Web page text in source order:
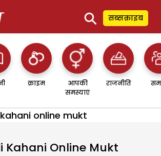
⚲ सब्सक्राइब
क्राइम
आपकी
समस्याएं
राजनीति
online mukt
Kahani Online Mukt